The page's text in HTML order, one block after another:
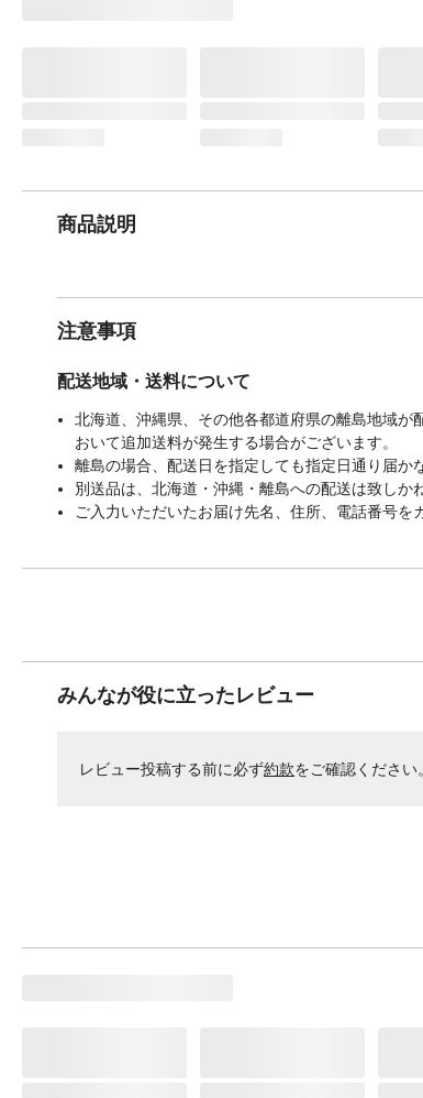
商品説明
注意事項
配送地域・送料について
北海道、沖縄県、その他各都道府県の離島地域
おいて追加送料が発生する場合がございます。
離島の場合、配送日を指定しても指定日通り届か
別送品は、北海道・沖縄・離島への配送は致しか
ご入力いただいたお届け先名、住所、電話番号を
みんなが役に立ったレビュー
レビュー投稿する前に必ず約款をご確認ください